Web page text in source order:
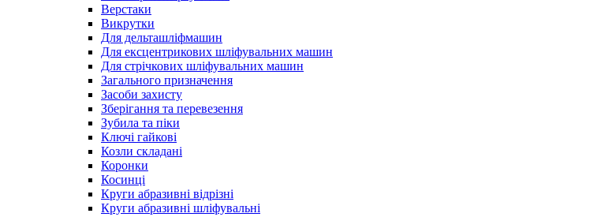
Верстаки
Викрутки
Для дельташліфмашин
Для ексцентрикових шліфувальних машин
Для стрічкових шліфувальних машин
Загального призначення
Засоби захисту
Зберігання та перевезення
Зубила та піки
Ключі гайкові
Козли складані
Коронки
Косинці
Круги абразивні відрізні
Круги абразивні шліфувальні